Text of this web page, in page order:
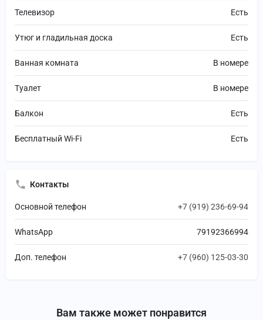
Телевизор Есть
Утюг и гладильная доска Есть
Ванная комната В номере
Туалет В номере
Балкон Есть
Бесплатный Wi-Fi Есть
Контакты
Основной телефон +7 (919) 236-69-94
WhatsApp 79192366994
Доп. телефон +7 (960) 125-03-30
Вам также может понравится